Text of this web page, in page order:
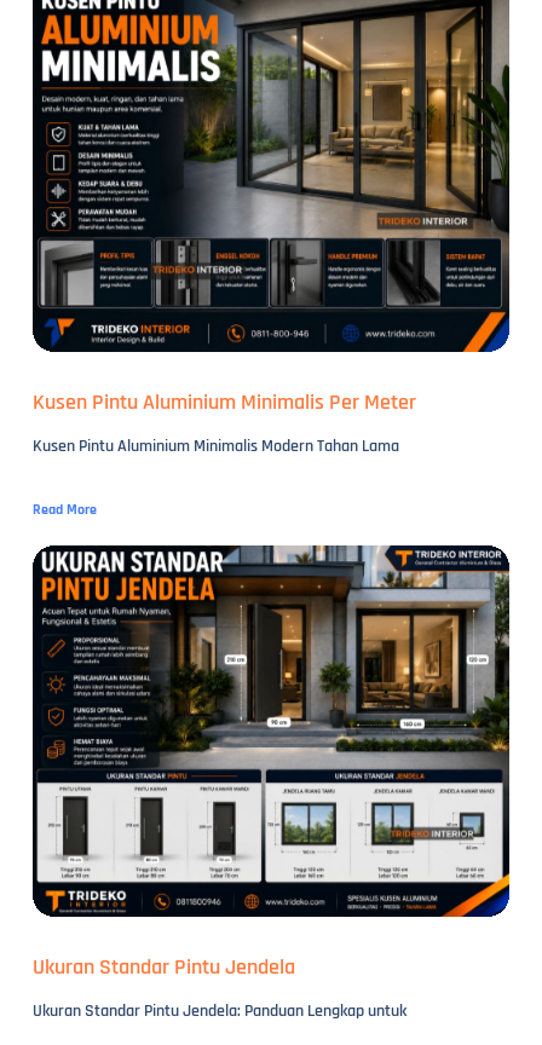
Kusen Pintu Aluminium Minimalis Per Meter
Kusen Pintu Aluminium Minimalis Modern Tahan Lama
Read More
Ukuran Standar Pintu Jendela
Ukuran Standar Pintu Jendela: Panduan Lengkap untuk